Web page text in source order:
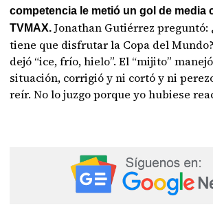
competencia le metió un gol de media
TVMAX. Jonathan Gutiérrez preguntó:
tiene que disfrutar la Copa del
dejó “ice, frío, hielo”. El “mijito”
situación, corrigió y ni cortó y ni
reír. No lo juzgo porque yo hubiese